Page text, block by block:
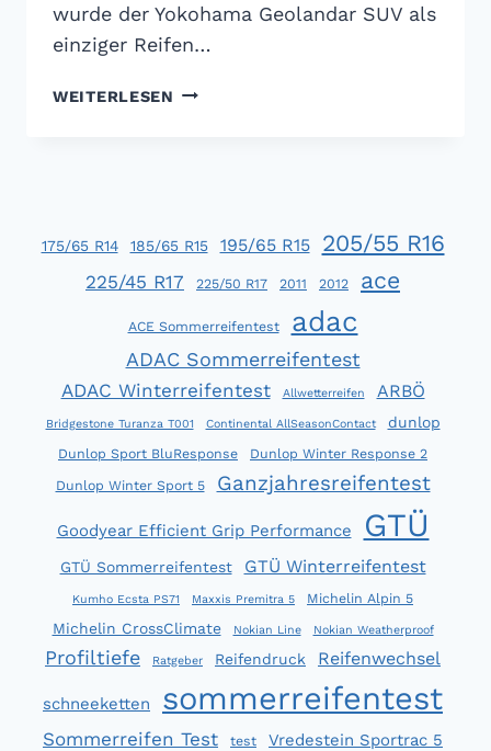
wurde der Yokohama Geolandar SUV als
einziger Reifen…
WEITERLESEN ADAC
SIND
GUT
175/65 R14 185/65 R15 195/65 R15 205/55 R16
225/45 R17 225/50 R17 2011 2012 ace
ACE Sommerreifentest adac
ADAC Sommerreifentest
ADAC Winterreifentest Allwetterreifen ARBÖ
Bridgestone Turanza T001 Continental AllSeasonContact dunlop
Dunlop Sport BluResponse
Dunlop Winter Response 2
Dunlop Winter Sport 5
Ganzjahresreifentest
Goodyear Efficient Grip Performance GTÜ
GTÜ Sommerreifentest GTÜ Winterreifentest
Kumho Ecsta PS71 Maxxis Premitra 5 Michelin Alpin 5
Michelin CrossClimate Nokian Line Nokian Weatherproof
Profiltiefe Ratgeber Reifendruck Reifenwechsel
schneeketten sommerreifentest
Sommerreifen Test test Vredestein Sportrac 5